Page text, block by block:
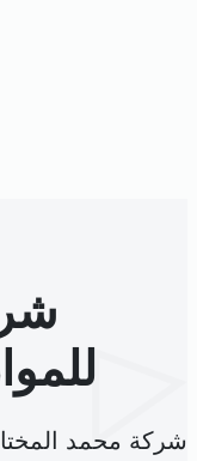
شركة محمد